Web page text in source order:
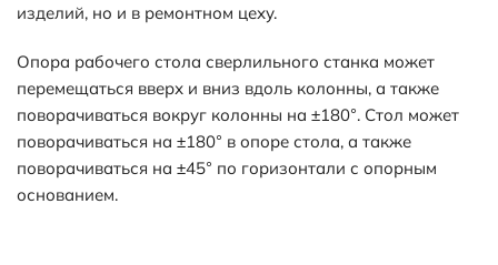
изделий, но и в ремонтном цеху.
Опора рабочего стола сверлильного станка может
перемещаться вверх и вниз вдоль колонны, а также
поворачиваться вокруг колонны на ±180°. Стол может
поворачиваться на ±180° в опоре стола, а также
поворачиваться на ±45° по горизонтали с опорным
основанием.